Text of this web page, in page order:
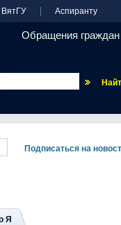
ВятГУ Аспиранту
Обращения граждан
Я